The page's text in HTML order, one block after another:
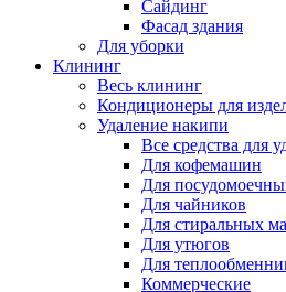
Сайдинг
Фасад здания
Для уборки
Клининг
Весь клининг
Кондиционеры для
Удаление накипи
Все средства для
Для кофемашин
Для
Для чайников
Для стиральных
Для утюгов
Для
Коммерческие